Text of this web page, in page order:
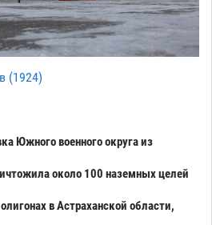
(1924)
Южного военного округа из
около 100 наземных целей
в Астраханской области,